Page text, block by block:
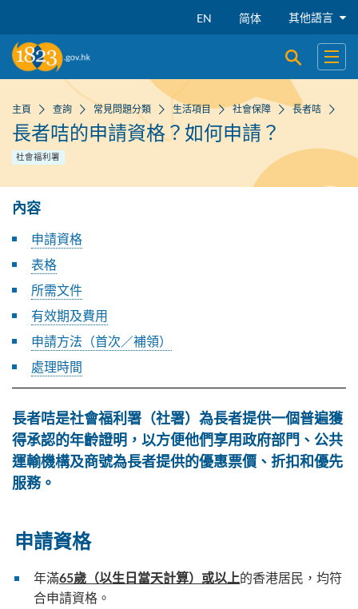
EN 简体 其他語言
開啟搜尋
開啟
主頁 查詢 常見問題分類 生活項目 社會保障 長者咭
長者咭的申請資格？如何申請？
社會福利署
內容
申請資格
表格
所需文件
有效期及費用
申請方法（首次／補領）
處理時間
長者咭是社會福利署（社署）為長者提供一個普遍獲
得承認的年齡證明，以方便他們享用政府部門、公共
運輸機構及商號為長者提供的優惠票價、折扣和優先
服務。
申請資格
年滿65歲（以生日當天計算）或以上的香港居民，均符
合申請資格。